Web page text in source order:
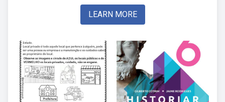
LEARN MORE